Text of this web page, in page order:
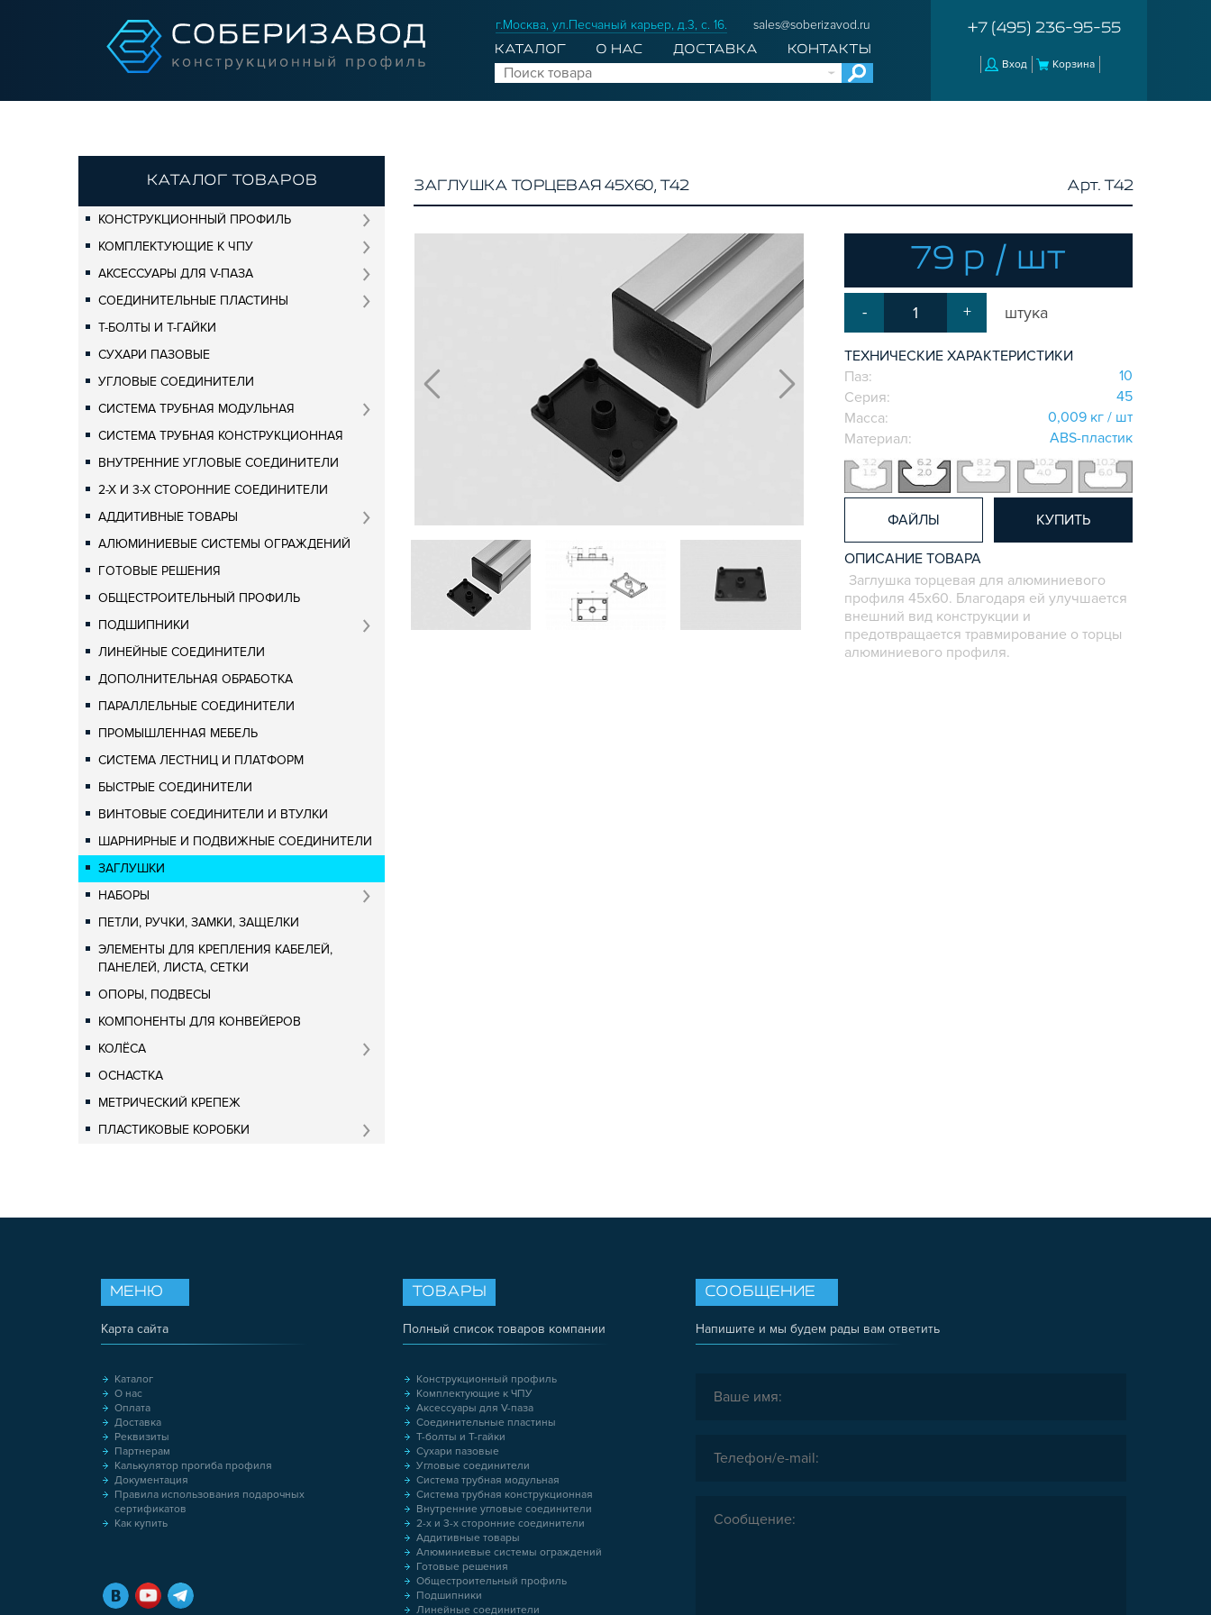
г.Москва, ул.Песчаный карьер, д.3, с. 16. sales@soberizavod.ru
КАТАЛОГ О НАС ДОСТАВКА КОНТАКТЫ
+7 (495) 236-95-55
Вход Корзина
КАТАЛОГ ТОВАРОВ
КОНСТРУКЦИОННЫЙ ПРОФИЛЬ
КОМПЛЕКТУЮЩИЕ К ЧПУ
АКСЕССУАРЫ ДЛЯ V-ПАЗА
СОЕДИНИТЕЛЬНЫЕ ПЛАСТИНЫ
Т-БОЛТЫ И Т-ГАЙКИ
СУХАРИ ПАЗОВЫЕ
УГЛОВЫЕ СОЕДИНИТЕЛИ
СИСТЕМА ТРУБНАЯ МОДУЛЬНАЯ
СИСТЕМА ТРУБНАЯ КОНСТРУКЦИОННАЯ
ВНУТРЕННИЕ УГЛОВЫЕ СОЕДИНИТЕЛИ
2-Х И 3-Х СТОРОННИЕ СОЕДИНИТЕЛИ
АДДИТИВНЫЕ ТОВАРЫ
АЛЮМИНИЕВЫЕ СИСТЕМЫ ОГРАЖДЕНИЙ
ГОТОВЫЕ РЕШЕНИЯ
ОБЩЕСТРОИТЕЛЬНЫЙ ПРОФИЛЬ
ПОДШИПНИКИ
ЛИНЕЙНЫЕ СОЕДИНИТЕЛИ
ДОПОЛНИТЕЛЬНАЯ ОБРАБОТКА
ПАРАЛЛЕЛЬНЫЕ СОЕДИНИТЕЛИ
ПРОМЫШЛЕННАЯ МЕБЕЛЬ
СИСТЕМА ЛЕСТНИЦ И ПЛАТФОРМ
БЫСТРЫЕ СОЕДИНИТЕЛИ
ВИНТОВЫЕ СОЕДИНИТЕЛИ И ВТУЛКИ
ШАРНИРНЫЕ И ПОДВИЖНЫЕ СОЕДИНИТЕЛИ
ЗАГЛУШКИ
НАБОРЫ
ПЕТЛИ, РУЧКИ, ЗАМКИ, ЗАЩЕЛКИ
ЭЛЕМЕНТЫ ДЛЯ КРЕПЛЕНИЯ КАБЕЛЕЙ,
ПАНЕЛЕЙ, ЛИСТА, СЕТКИ
ОПОРЫ, ПОДВЕСЫ
КОМПОНЕНТЫ ДЛЯ КОНВЕЙЕРОВ
КОЛЁСА
ОСНАСТКА
МЕТРИЧЕСКИЙ КРЕПЕЖ
ПЛАСТИКОВЫЕ КОРОБКИ
ЗАГЛУШКА ТОРЦЕВАЯ 45Х60, T42 Арт. T42
79 р / шт
- + штука
ТЕХНИЧЕСКИЕ ХАРАКТЕРИСТИКИ
Паз:
10
Серия:
45
Масса:
0,009 кг / шт
Материал:
ABS-пластик
ФАЙЛЫ КУПИТЬ
ОПИСАНИЕ ТОВАРА
Заглушка торцевая для алюминиевого
профиля 45х60. Благодаря ей улучшается
внешний вид конструкции и
предотвращается травмирование о торцы
алюминиевого профиля.
СООБЩЕНИЕ
Напишите и мы будем рады вам ответить
ТОВАРЫ
Полный список товаров компании
Конструкционный профиль
Комплектующие к ЧПУ
Аксессуары для V-паза
Соединительные пластины
Т-болты и Т-гайки
Сухари пазовые
Угловые соединители
Система трубная модульная
Система трубная конструкционная
Внутренние угловые соединители
2-х и 3-х сторонние соединители
Аддитивные товары
Алюминиевые системы ограждений
Готовые решения
Общестроительный профиль
Подшипники
Линейные соединители
МЕНЮ
Карта сайта
Каталог
О нас
Оплата
Доставка
Реквизиты
Партнерам
Калькулятор прогиба профиля
Документация
Правила использования подарочных
сертификатов
Как купить